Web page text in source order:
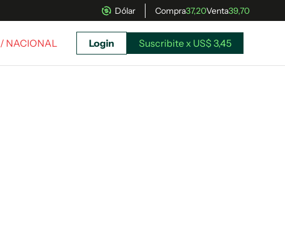
Dólar Compra37,20Venta39,70
/ NACIONAL Login Suscribite x US$ 3,45